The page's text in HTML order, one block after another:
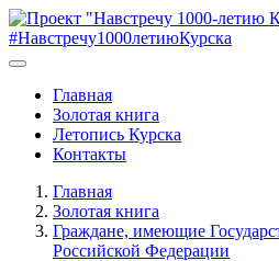
#Навстречу1000летиюКурска
Главная
Золотая книга
Летопись Курска
Контакты
Главная
Золотая книга
Граждане, имеющие
Российской Федерации